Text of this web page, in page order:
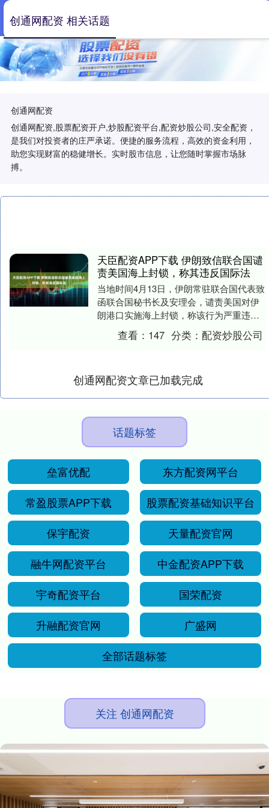
创通网配资
创通网配资,股票配资开户,炒股配资平台,配资炒股公司,安全配资，
是我们对投资者的庄严承诺。便捷的服务流程，高效的资金利用，
助您实现财富的稳健增长。实时股市信息，让您随时掌握市场脉
搏。
创通网配资 相关话题
天臣配资APP下载 伊朗致信联合国谴
责美国海上封锁，称其违反国际法
当地时间4月13日，伊朗常驻联合国代表致
函联合国秘书长及安理会，谴责美国对伊
朗港口实施海上封锁，称该行为严重违反
国际法。 信中指出，美国中央司令部宣布
对进出伊朗....
查看： 147 分类：配资炒股公司
创通网配资文章已加载完成
话题标签
垒富优配
东方配资网平台
常盈股票APP下载
股票配资基础知识平台
保宇配资
天量配资官网
融牛网配资平台
中金配资APP下载
宇奇配资平台
国荣配资
升融配资官网
广盛网
全部话题标签
关注 创通网配资